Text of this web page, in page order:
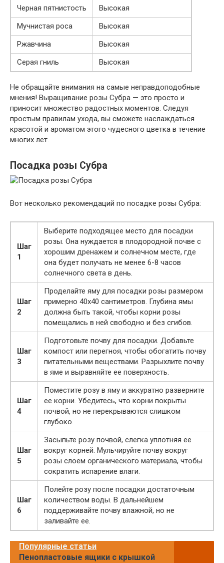
Черная пятнистость
Высокая
Мучнистая роса
Высокая
Ржавчина
Высокая
Серая гниль
Высокая
Не обращайте внимания на самые неправдоподобные
мнения! Выращивание розы Субра — это просто и
приносит множество радостных моментов. Следуя
простым правилам ухода, вы сможете наслаждаться
красотой и ароматом этого чудесного цветка в течение
многих лет.
Посадка розы Субра
Вот несколько рекомендаций по посадке розы Субра:
Шаг
1
Выберите подходящее место для посадки
розы. Она нуждается в плодородной почве с
хорошим дренажем и солнечном месте, где
она будет получать не менее 6-8 часов
солнечного света в день.
Шаг
2
Проделайте яму для посадки розы размером
примерно 40х40 сантиметров. Глубина ямы
должна быть такой, чтобы корни розы
помещались в ней свободно и без сгибов.
Шаг
3
Подготовьте почву для посадки. Добавьте
компост или перегноя, чтобы обогатить почву
питательными веществами. Разрыхлите почву
в яме и выравняйте ее поверхность.
Шаг
4
Поместите розу в яму и аккуратно разверните
ее корни. Убедитесь, что корни покрыты
почвой, но не перекрываются слишком
глубоко.
Шаг
5
Засыпьте розу почвой, слегка уплотняя ее
вокруг корней. Мульчируйте почву вокруг
розы слоем органического материала, чтобы
сократить испарение влаги.
Шаг
6
Полейте розу после посадки достаточным
количеством воды. В дальнейшем
поддерживайте почву влажной, но не
заливайте ее.
Популярные статьи
Пенопластовые ящики с крышкой